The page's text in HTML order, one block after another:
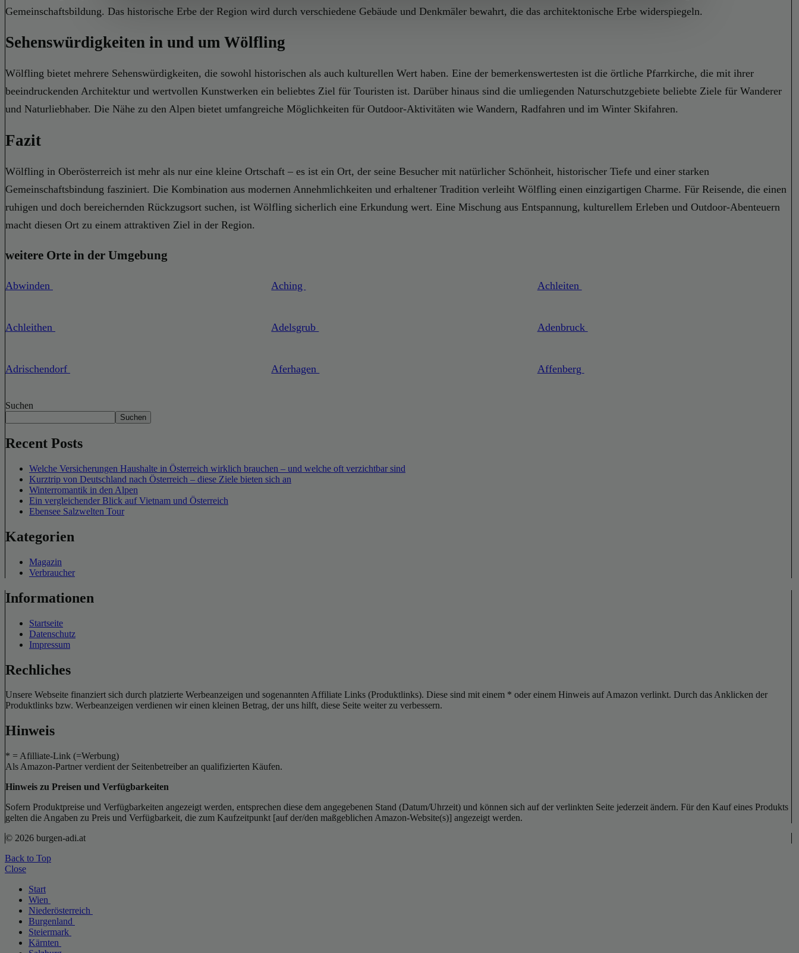
Gemeinschaftsbildung. Das historische Erbe der Region wird durch verschiedene Gebäude und Denkmäler bewahrt, die das architektonische Erbe widerspiegeln.
Sehenswürdigkeiten in und um Wölfling
Wölfling bietet mehrere Sehenswürdigkeiten, die sowohl historischen als auch kulturellen Wert haben. Eine der bemerkenswertesten ist die örtliche Pfarrkirche, die mit ihrer
beeindruckenden Architektur und wertvollen Kunstwerken ein beliebtes Ziel für Touristen ist. Darüber hinaus sind die umliegenden Naturschutzgebiete beliebte Ziele für Wanderer
und Naturliebhaber. Die Nähe zu den Alpen bietet umfangreiche Möglichkeiten für Outdoor-Aktivitäten wie Wandern, Radfahren und im Winter Skifahren.
Fazit
Wölfling in Oberösterreich ist mehr als nur eine kleine Ortschaft – es ist ein Ort, der seine Besucher mit natürlicher Schönheit, historischer Tiefe und einer starken
Gemeinschaftsbindung fasziniert. Die Kombination aus modernen Annehmlichkeiten und erhaltener Tradition verleiht Wölfling einen einzigartigen Charme. Für Reisende, die einen
ruhigen und doch bereichernden Rückzugsort suchen, ist Wölfling sicherlich eine Erkundung wert. Eine Mischung aus Entspannung, kulturellem Erleben und Outdoor-Abenteuern
macht diesen Ort zu einem attraktiven Ziel in der Region.
weitere Orte in der Umgebung
Abwinden Aching Achleiten
Achleithen Adelsgrub Adenbruck
Adrischendorf Aferhagen Affenberg
Suchen
Suchen
Recent Posts
Welche Versicherungen Haushalte in Österreich wirklich brauchen – und welche oft verzichtbar sind
Kurztrip von Deutschland nach Österreich – diese Ziele bieten sich an
Winterromantik in den Alpen
Ein vergleichender Blick auf Vietnam und Österreich
Ebensee Salzwelten Tour
Kategorien
Magazin
Verbraucher
Informationen
Startseite
Datenschutz
Impressum
Rechliches
Unsere Webseite finanziert sich durch platzierte Werbeanzeigen und sogenannten Affiliate Links (Produktlinks). Diese sind mit einem * oder einem Hinweis auf Amazon verlinkt. Durch das Anklicken der
Produktlinks bzw. Werbeanzeigen verdienen wir einen kleinen Betrag, der uns hilft, diese Seite weiter zu verbessern.
Hinweis
* = Afilliate-Link (=Werbung)
Als Amazon-Partner verdient der Seitenbetreiber an qualifizierten Käufen.
Hinweis zu Preisen und Verfügbarkeiten
Sofern Produktpreise und Verfügbarkeiten angezeigt werden, entsprechen diese dem angegebenen Stand (Datum/Uhrzeit) und können sich auf der verlinkten Seite jederzeit ändern. Für den Kauf eines Produkts
gelten die Angaben zu Preis und Verfügbarkeit, die zum Kaufzeitpunkt [auf der/den maßgeblichen Amazon-Website(s)] angezeigt werden.
© 2026 burgen-adi.at
Back to Top
Close
Start
Wien
Niederösterreich
Burgenland
Steiermark
Kärnten